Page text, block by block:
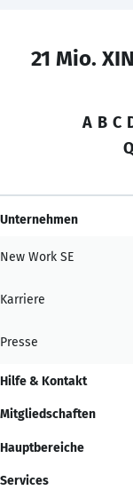
21 Mio.
A B C
Q
Unternehmen
New Work SE
Karriere
Presse
Hilfe & Kontakt
Mitgliedschaften
Hauptbereiche
Services